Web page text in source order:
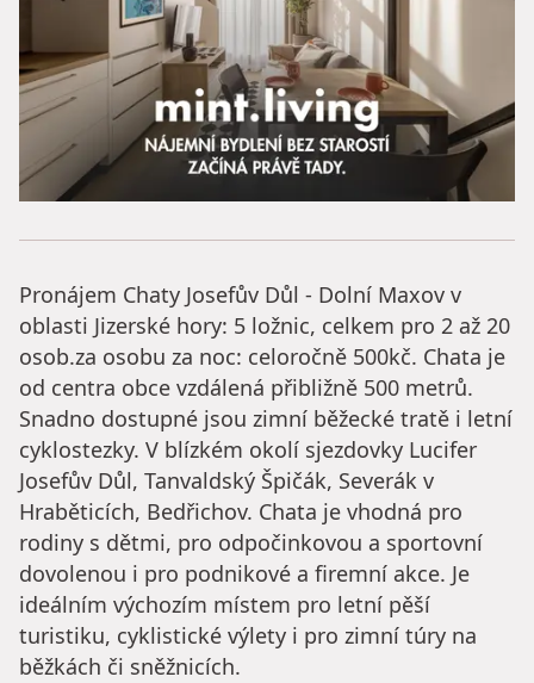
Pronájem Chaty Josefův Důl - Dolní Maxov v
oblasti Jizerské hory: 5 ložnic, celkem pro 2 až 20
osob.za osobu za noc: celoročně 500kč. Chata je
od centra obce vzdálená přibližně 500 metrů.
Snadno dostupné jsou zimní běžecké tratě i letní
cyklostezky. V blízkém okolí sjezdovky Lucifer
Josefův Důl, Tanvaldský Špičák, Severák v
Hraběticích, Bedřichov. Chata je vhodná pro
rodiny s dětmi, pro odpočinkovou a sportovní
dovolenou i pro podnikové a firemní akce. Je
ideálním výchozím místem pro letní pěší
turistiku, cyklistické výlety i pro zimní túry na
běžkách či sněžnicích.